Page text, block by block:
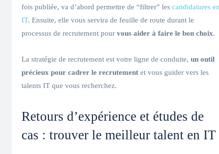
fois publiée, va d’abord permettre de “filtrer” les candidatures
IT. Ensuite, elle vous servira de feuille de route durant le
processus de recrutement pour vous aider à faire le bon choix.
La stratégie de recrutement est votre ligne de conduite, un outil
précieux pour cadrer le recrutement et vous guider vers les
talents IT que vous recherchez.
Retours d’expérience et études de
cas : trouver le meilleur talent en IT